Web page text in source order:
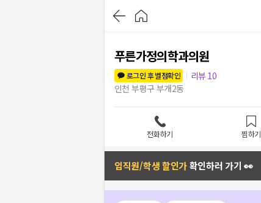
푸른가정의학과의원
로그인 후 별점확인
리뷰 10
인천 부평구 부개2동
전화하기 찜하기
임직원/학생 할인가확인하러 가기 👀